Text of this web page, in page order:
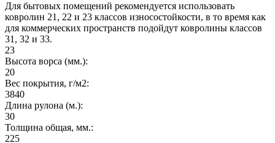
Для бытовых помещений рекомендуется использовать
ковролин 21, 22 и 23 классов износостойкости, в то время как
для коммерческих пространств подойдут ковролины классов
31, 32 и 33.
23
Высота ворса (мм.):
20
Вес покрытия, г/м2:
3840
Длина рулона (м.):
30
Толщина общая, мм.:
225